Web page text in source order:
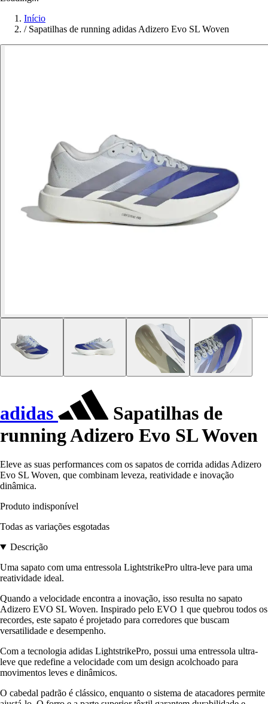
Início
/ Sapatilhas de running adidas Adizero Evo SL Woven
adidas
Sapatilhas de
running Adizero Evo SL Woven
Eleve as suas performances com os sapatos de corrida adidas Adizero
Evo SL Woven, que combinam leveza, reatividade e inovação
dinâmica.
Produto indisponível
Todas as variações esgotadas
Descrição
Uma sapato com uma entressola LightstrikePro ultra-leve para uma
reatividade ideal.
Quando a velocidade encontra a inovação, isso resulta no sapato
Adizero EVO SL Woven. Inspirado pelo EVO 1 que quebrou todos os
recordes, este sapato é projetado para corredores que buscam
versatilidade e desempenho.
Com a tecnologia adidas LightstrikePro, possui uma entressola ultra-
leve que redefine a velocidade com um design acolchoado para
movimentos leves e dinâmicos.
O cabedal padrão é clássico, enquanto o sistema de atacadores permite